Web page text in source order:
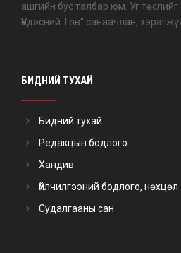
ашгийн бус талбар юм. Уг
Үндэсний Төв" санаачлан,
БИДНИЙ ТУХАЙ
Бидний тухай
Редакцын бодлого
Хандив
Үйлчилгээний бодлого, нөхцөл
Судалгааны сан